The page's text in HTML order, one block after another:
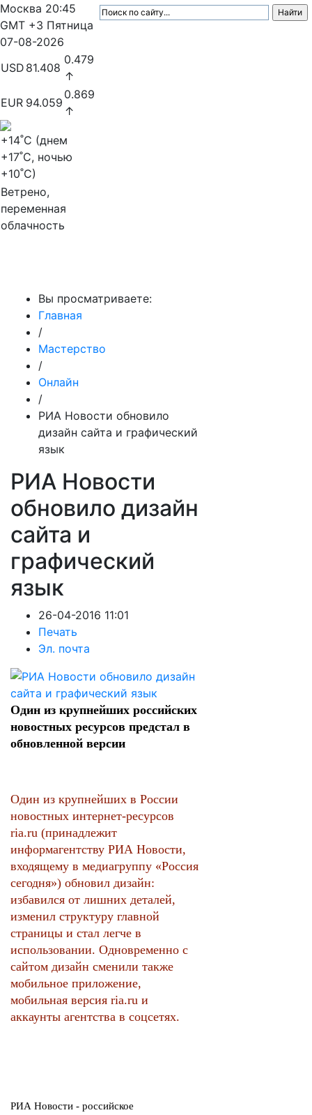
Москва 20:45
GMT +3 Пятница
07-08-2026
USD 81.408
0.479
↑
EUR 94.059
0.869
↑
+14˚C (днем
+17˚C, ночью
+10˚C)
Ветрено,
переменная
облачность
Вы просматриваете:
Главная
/
Мастерство
/
Онлайн
/
РИА Новости обновило
дизайн сайта и графический
язык
РИА Новости
обновило дизайн
сайта и
графический
язык
26-04-2016 11:01
Печать
Эл. почта
Один из крупнейших российских
новостных ресурсов предстал в
обновленной версии
Один из крупнейших в России
новостных интернет-ресурсов
ria.ru (принадлежит
информагентству РИА Новости,
входящему в медиагруппу «Россия
сегодня») обновил дизайн:
избавился от лишних деталей,
изменил структуру главной
страницы и стал легче в
использовании. Одновременно с
сайтом дизайн сменили также
мобильное приложение,
мобильная версия ria.ru и
аккаунты агентства в соцсетях.
РИА Новости - российское